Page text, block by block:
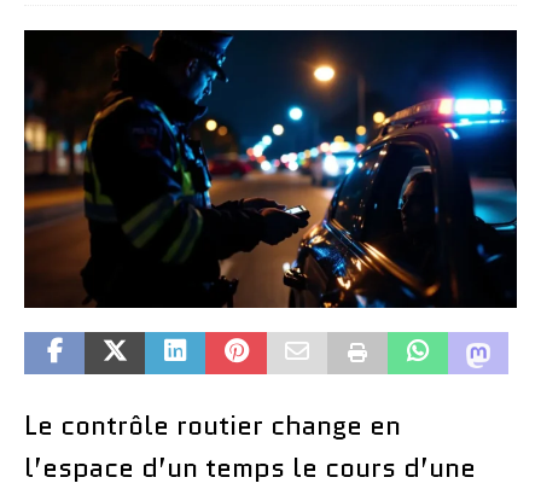
Le contrôle routier change en
l’espace d’un temps le cours d’une